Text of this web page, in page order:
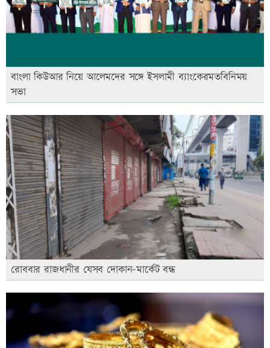
বাংলা কিউআর নিয়ে আলেমদের সঙ্গে ইসলামী ব্যাংকেরমতবিনিময়
সভা
রোববার রাজধানীর যেসব দোকান-মার্কেট বন্ধ